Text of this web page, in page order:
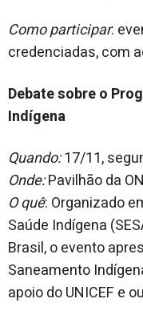
Como participar:
credenciadas, com
Debate sobre o
Indígena
Quando:17/11,
Onde:Pavilhão da
O quê: Organizado
Saúde Indígena
Brasil, o evento
Saneamento
apoio do UNICEF e